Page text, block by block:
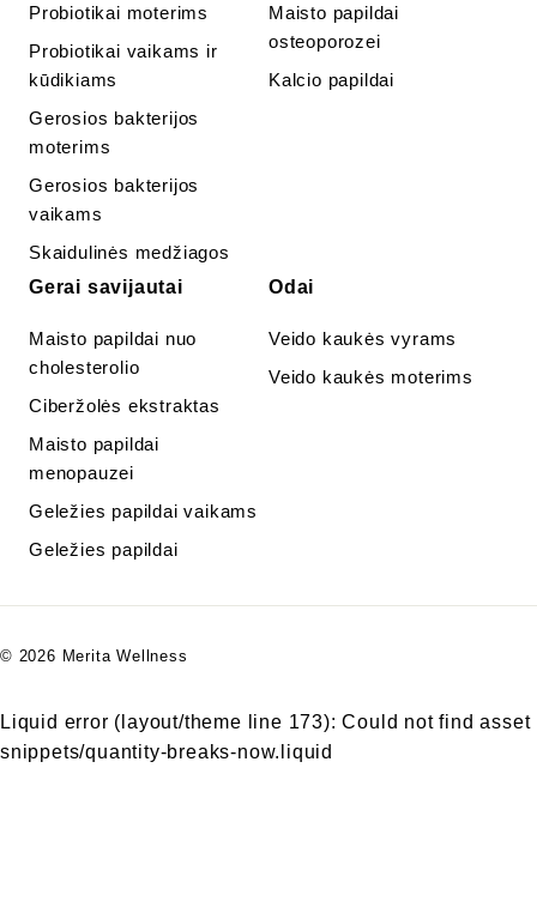
Probiotikai moterims
Probiotikai vaikams ir
kūdikiams
Gerosios bakterijos
moterims
Gerosios bakterijos
vaikams
Skaidulinės medžiagos
Maisto papildai
osteoporozei
Kalcio papildai
Gerai savijautai
Maisto papildai nuo
cholesterolio
Ciberžolės ekstraktas
Maisto papildai
menopauzei
Geležies papildai vaikams
Geležies papildai
Odai
Veido kaukės vyrams
Veido kaukės moterims
© 2026 Merita Wellness
Liquid error (layout/theme line 173): Could not find asset
snippets/quantity-breaks-now.liquid